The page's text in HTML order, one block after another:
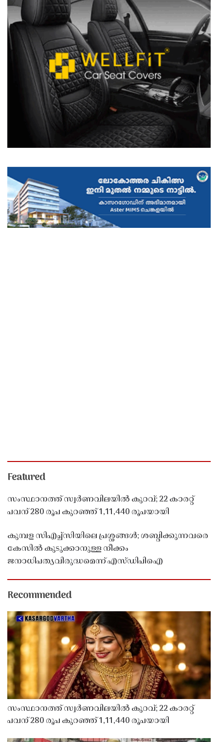
Featured
സംസ്ഥാനത്ത് സ്വർണവിലയിൽ കുറവ്; 22 കാരറ്റ്
പവന് 280 രൂപ കുറഞ്ഞ് 1,11,440 രൂപയായി
കുമ്പള സിഎച്ച്സിയിലെ പ്രശ്നങ്ങൾ; ശബ്ദിക്കുന്നവരെ
കേസിൽ കുടുക്കാനുള്ള നീക്കം
ജനാധിപത്യവിരുദ്ധമെന്ന് എസ്ഡിപിഐ
Recommended
സംസ്ഥാനത്ത് സ്വർണവിലയിൽ കുറവ്; 22 കാരറ്റ്
പവന് 280 രൂപ കുറഞ്ഞ് 1,11,440 രൂപയായി